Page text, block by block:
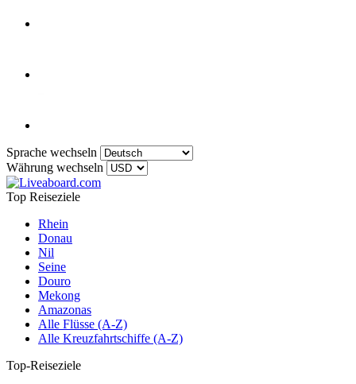
Sprache wechseln
Währung wechseln
Top Reiseziele
Rhein
Donau
Nil
Seine
Douro
Mekong
Amazonas
Alle Flüsse (A-Z)
Alle Kreuzfahrtschiffe (A-Z)
Top-Reiseziele